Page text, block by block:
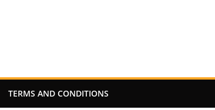
TERMS AND CONDITIONS